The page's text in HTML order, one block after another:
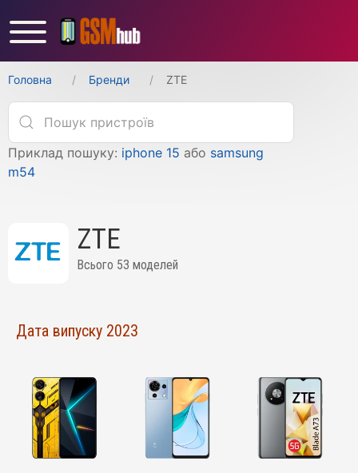
Головна Бренди ZTE
Приклад пошуку: iphone 15 або samsung
m54
ZTE
Всього 53 моделей
Дата випуску 2023